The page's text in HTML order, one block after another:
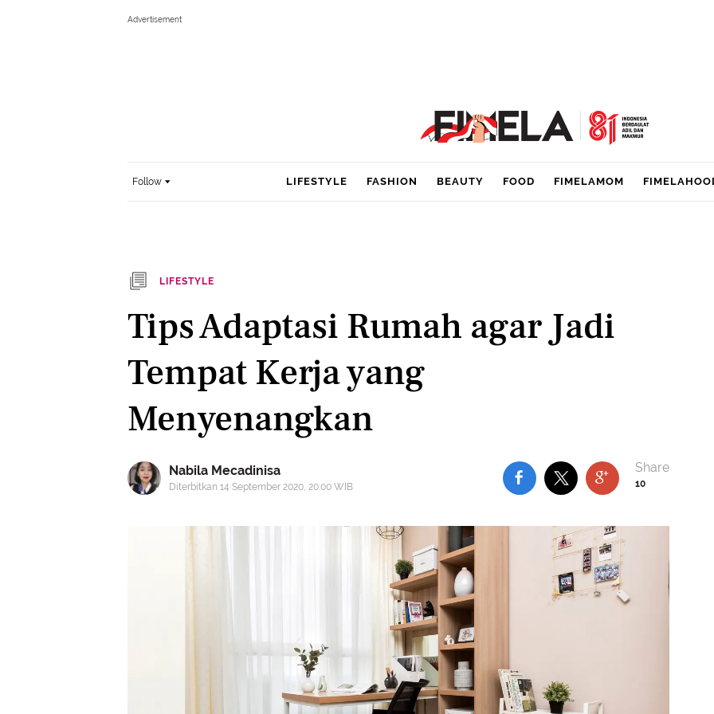
Follow LIFESTYLE FASHION BEAUTY FOOD FIMELAMOM
LIFESTYLE
Tips Adaptasi Rumah agar Jadi
Tempat Kerja yang
Menyenangkan
Nabila Mecadinisa
Diterbitkan 14 September 2020, 20:00 WIB 10